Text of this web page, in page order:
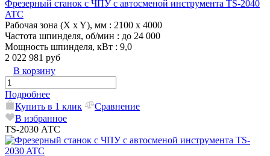
Фрезерный станок с ЧПУ с автосменой инструмента TS-2040
ATC
Рабочая зона (X x Y), мм : 2100 x 4000
Частота шпинделя, об/мин : до 24 000
Мощность шпинделя, кВт : 9,0
2 022 981 руб
В корзину
Подробнее
Купить в 1 клик
Сравнение
В избранное
TS-2030 АТС